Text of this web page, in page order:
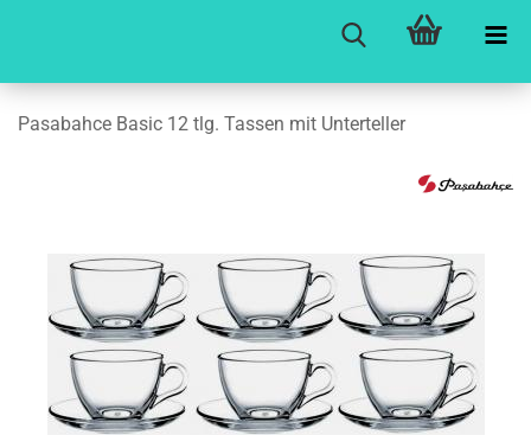
Pasa­bah­ce Basic 12 tlg. Tas­sen mit Un­ter­tel­ler